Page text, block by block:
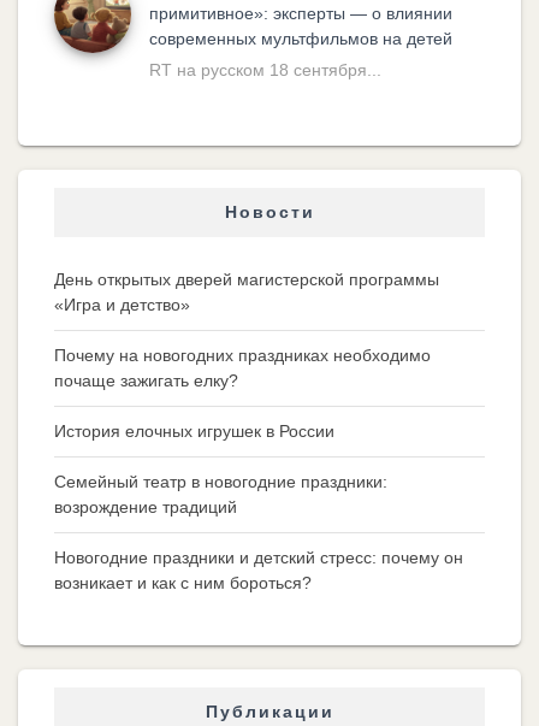
примитивное»: эксперты — о влиянии
современных мультфильмов на детей
RT на русском 18 сентября...
Новости
День открытых дверей магистерской программы
«Игра и детство»
Почему на новогодних праздниках необходимо
почаще зажигать елку?
История елочных игрушек в России
Семейный театр в новогодние праздники:
возрождение традиций
Новогодние праздники и детский стресс: почему он
возникает и как с ним бороться?
Публикации